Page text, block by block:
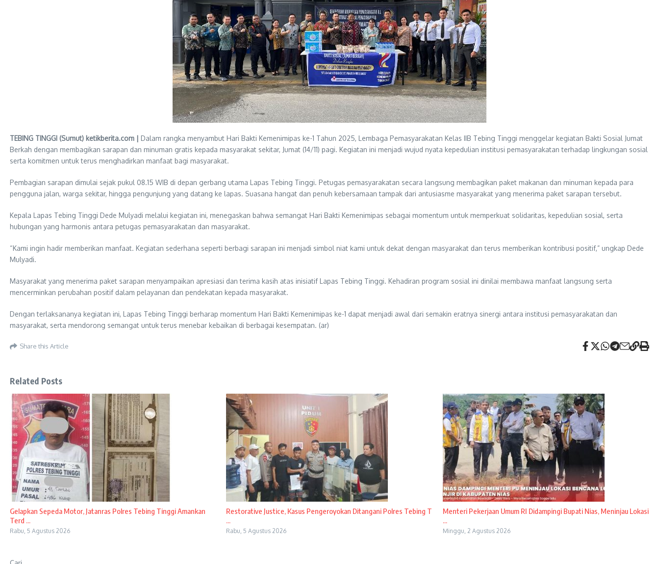
TEBING TINGGI (Sumut) ketikberita.com | Dalam rangka menyambut Hari Bakti Kemenimipas ke-1 Tahun 2025, Lembaga Pemasyarakatan Kelas IIB Tebing Tinggi menggelar kegiatan Bakti Sosial Jumat
Berkah dengan membagikan sarapan dan minuman gratis kepada masyarakat sekitar, Jumat (14/11) pagi. Kegiatan ini menjadi wujud nyata kepedulian institusi pemasyarakatan terhadap lingkungan sosial
serta komitmen untuk terus menghadirkan manfaat bagi masyarakat.
Pembagian sarapan dimulai sejak pukul 08.15 WIB di depan gerbang utama Lapas Tebing Tinggi. Petugas pemasyarakatan secara langsung membagikan paket makanan dan minuman kepada para
pengguna jalan, warga sekitar, hingga pengunjung yang datang ke lapas. Suasana hangat dan penuh kebersamaan tampak dari antusiasme masyarakat yang menerima paket sarapan tersebut.
Kepala Lapas Tebing Tinggi Dede Mulyadi melalui kegiatan ini, menegaskan bahwa semangat Hari Bakti Kemenimipas sebagai momentum untuk memperkuat solidaritas, kepedulian sosial, serta
hubungan yang harmonis antara petugas pemasyarakatan dan masyarakat.
“Kami ingin hadir memberikan manfaat. Kegiatan sederhana seperti berbagi sarapan ini menjadi simbol niat kami untuk dekat dengan masyarakat dan terus memberikan kontribusi positif,” ungkap Dede
Mulyadi.
Masyarakat yang menerima paket sarapan menyampaikan apresiasi dan terima kasih atas inisiatif Lapas Tebing Tinggi. Kehadiran program sosial ini dinilai membawa manfaat langsung serta
mencerminkan perubahan positif dalam pelayanan dan pendekatan kepada masyarakat.
Dengan terlaksananya kegiatan ini, Lapas Tebing Tinggi berharap momentum Hari Bakti Kemenimipas ke-1 dapat menjadi awal dari semakin eratnya sinergi antara institusi pemasyarakatan dan
masyarakat, serta mendorong semangat untuk terus menebar kebaikan di berbagai kesempatan. (ar)
Share this Article
Related Posts
Gelapkan Sepeda Motor, Jatanras Polres Tebing Tinggi Amankan
Terd ...
Rabu, 5 Agustus 2026
Restorative Justice, Kasus Pengeroyokan Ditangani Polres Tebing T
...
Rabu, 5 Agustus 2026
Menteri Pekerjaan Umum RI Didampingi Bupati Nias, Meninjau Lokasi
...
Minggu, 2 Agustus 2026